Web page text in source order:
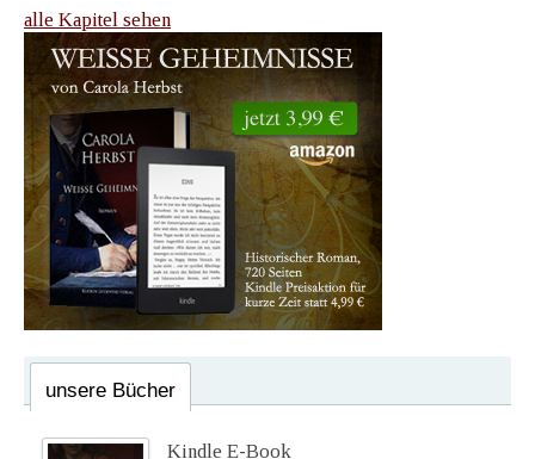
alle Kapitel sehen
unsere Bücher
Kindle E-Book